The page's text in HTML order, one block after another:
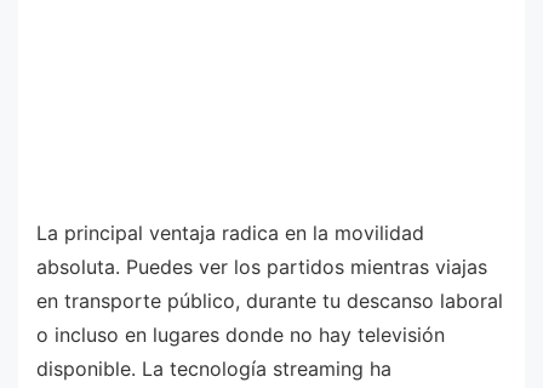
La principal ventaja radica en la movilidad
absoluta. Puedes ver los partidos mientras viajas
en transporte público, durante tu descanso laboral
o incluso en lugares donde no hay televisión
disponible. La tecnología streaming ha